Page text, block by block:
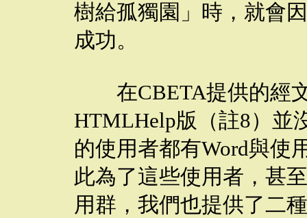
樹給孤獨園」時，就會
成功。
在CBETA提供的經文
HTMLHelp版（註8）並
的使用者都有Word與使
此為了這些使用者，甚
用群，我們也提供了二